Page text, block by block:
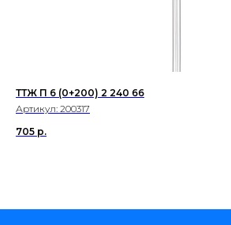
ТТЖ П 6 (0+200) 2 240 66
Артикул: 200317
705 р.